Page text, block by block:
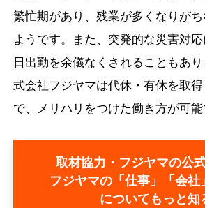
繁忙期があり、残業が多くなりが
ようです。また、突発的な災害対
日出勤を余儀なくされることもあ
式会社フジヤマは代休・有休を取
で、メリハリをつけた働き方が可能
取材協力・フジヤマの公
フジヤマの「仕事」「会社
についてもっと知